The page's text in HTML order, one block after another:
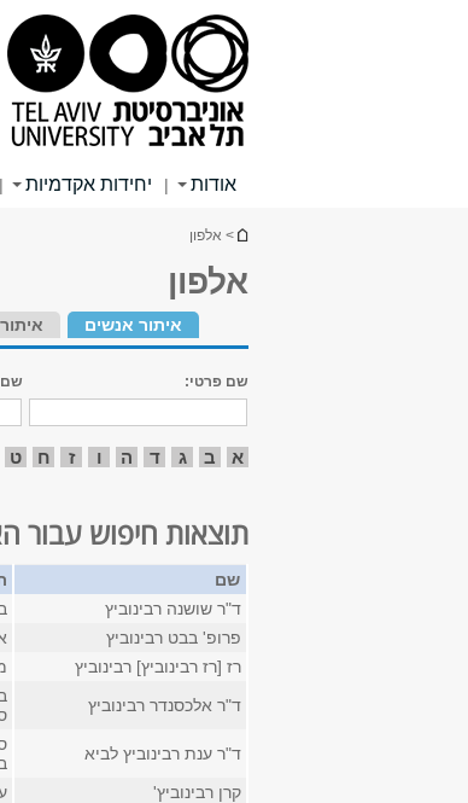
אודות | יחידות אקדמיות |
הינך נמצא כאן
> אלפון
אלפון
איתור אנשים
שם פרטי:
א ב ג ד ה ו ז ח ט
תוצאות חיפוש עבור
שם
ד"ר שושנה רבינוביץ
פרופ' בבט רבינוביץ
רז [רז רבינוביץ] רבינוביץ
ד"ר אלכסנדר רבינוביץ
ד"ר ענת רבינוביץ לביא
קרן רבינוביץ'